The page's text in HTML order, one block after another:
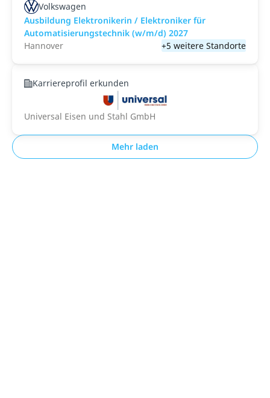
Volkswagen
Ausbildung Elektronikerin / Elektroniker für
Automatisierungstechnik (w/m/d) 2027
Hannover
+5 weitere Standorte
Karriereprofil erkunden
Universal Eisen und Stahl GmbH
Mehr laden